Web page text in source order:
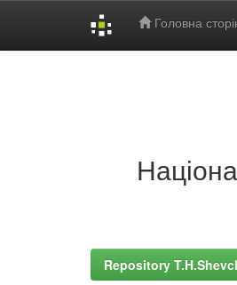
Головна
Repository